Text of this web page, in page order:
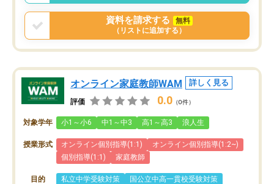
資料を請求する
無料
（リストに追加する）
オンライン家庭教師WAM 詳しく見る
評価 0.0 （0件）
対象学年 小1～小6 中1～中3 高1～高3 浪人生
授業形式 オンライン個別指導(1:1)
オンライン個別指導(1:2~)
個別指導(1:1)
家庭教師
目的 私立中学受験対策
国公立中高一貫校受験対策